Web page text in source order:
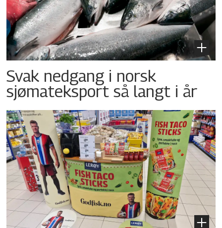
Svak nedgang i norsk
sjømateksport så langt i år